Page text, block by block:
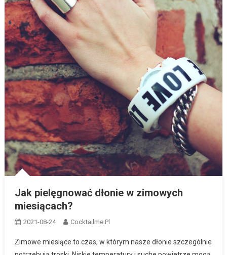
Jak pielęgnować dłonie w zimowych
miesiącach?
2021-08-24 Cocktailme.pl
Zimowe miesiące to czas, w którym nasze dłonie szczególnie